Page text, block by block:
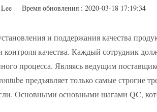
Время обновления : 2020-03-18 17:19:34
и поддержания качества
качества. Каждый сотрудник
процесса. Являясь ведущим
предъявляет только самые строгие
Основными основными шагами QC,